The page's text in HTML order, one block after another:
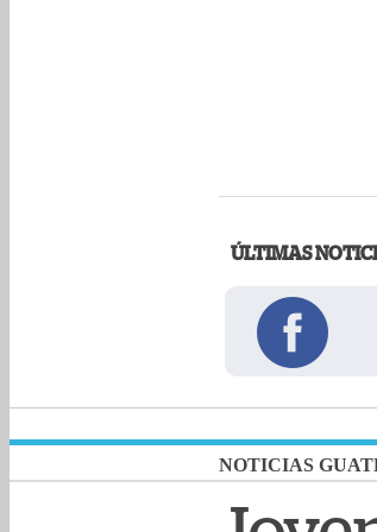
ÚLTIMAS
NOTICIAS